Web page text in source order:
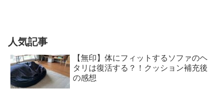
人気記事
【無印】体にフィットするソファのヘ
タリは復活する？！クッション補充後
の感想